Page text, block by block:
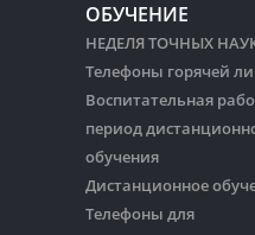
ОБУЧЕНИЕ
НЕДЕЛЯ ТОЧНЫХ
Телефоны горячей
Воспитательная
период
обучения
Дистанционное
Телефоны для